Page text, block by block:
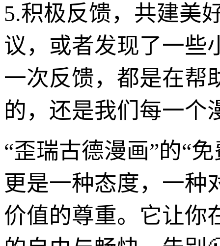
5.积极反馈，共建美
议，或者发现了一些
一次反馈，都是在帮
的，还是我们每一个
“歪瑞古德漫画”的“
更是一种态度，一种
价值的尊重。它让你